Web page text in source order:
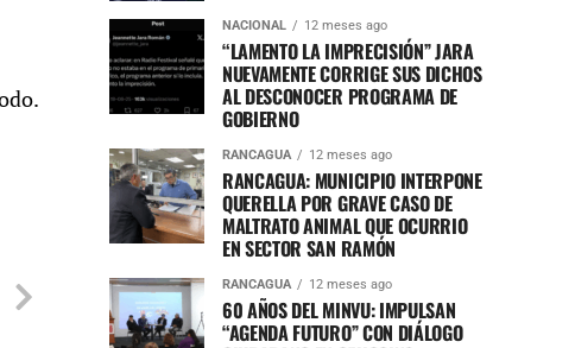
NACIONAL 12 meses ago
“LAMENTO LA IMPRECISIÓN” JARA
NUEVAMENTE CORRIGE SUS DICHOS
AL DESCONOCER PROGRAMA DE
GOBIERNO
RANCAGUA 12 meses ago
RANCAGUA: MUNICIPIO INTERPONE
QUERELLA POR GRAVE CASO DE
MALTRATO ANIMAL QUE OCURRIO
EN SECTOR SAN RAMÓN
RANCAGUA 12 meses ago
60 AÑOS DEL MINVU: IMPULSAN
“AGENDA FUTURO” CON DIÁLOGO